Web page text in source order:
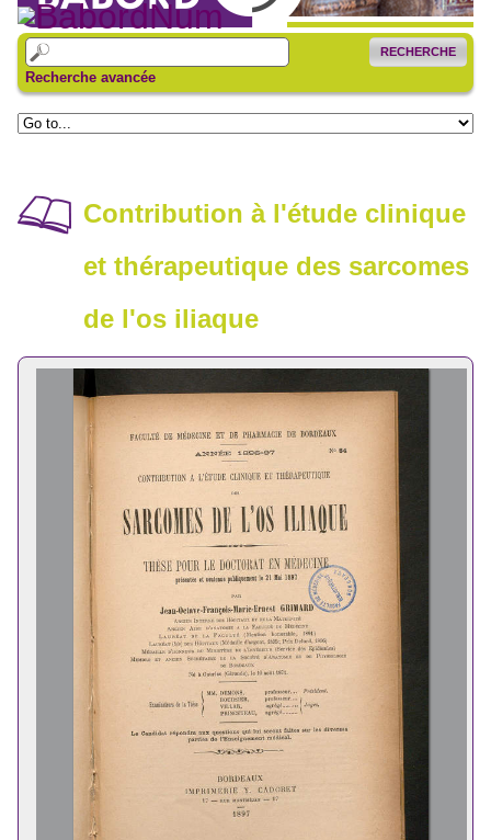
RECHERCHE
Recherche avancée
Contribution à l'étude clinique
et thérapeutique des sarcomes
de l'os iliaque